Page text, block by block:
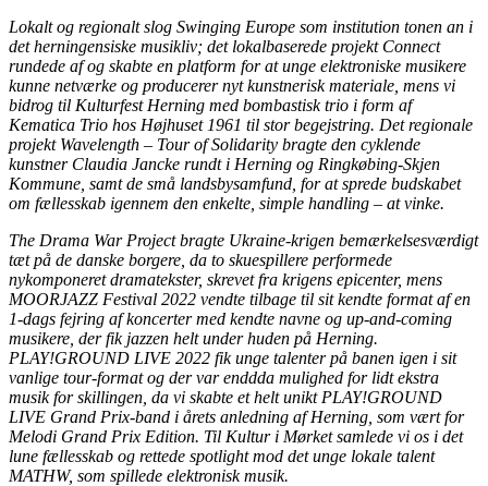
Lokalt og regionalt slog Swinging Europe som institution tonen an i
det herningensiske musikliv; det lokalbaserede projekt Connect
rundede af og skabte en platform for at unge elektroniske musikere
kunne netværke og producerer nyt kunstnerisk materiale, mens vi
bidrog til Kulturfest Herning med bombastisk trio i form af
Kematica Trio hos Højhuset 1961 til stor begejstring. Det regionale
projekt Wavelength – Tour of Solidarity bragte den cyklende
kunstner Claudia Jancke rundt i Herning og Ringkøbing-Skjen
Kommune, samt de små landsbysamfund, for at sprede budskabet
om fællesskab igennem den enkelte, simple handling – at vinke.
The Drama War Project bragte Ukraine-krigen bemærkelsesværdigt
tæt på de danske borgere, da to skuespillere performede
nykomponeret dramatekster, skrevet fra krigens epicenter, mens
MOORJAZZ Festival 2022 vendte tilbage til sit kendte format af en
1-dags fejring af koncerter med kendte navne og up-and-coming
musikere, der fik jazzen helt under huden på Herning.
PLAY!GROUND LIVE 2022 fik unge talenter på banen igen i sit
vanlige tour-format og der var enddda mulighed for lidt ekstra
musik for skillingen, da vi skabte et helt unikt PLAY!GROUND
LIVE Grand Prix-band i årets anledning af Herning, som vært for
Melodi Grand Prix Edition. Til Kultur i Mørket samlede vi os i det
lune fællesskab og rettede spotlight mod det unge lokale talent
MATHW, som spillede elektronisk musik.